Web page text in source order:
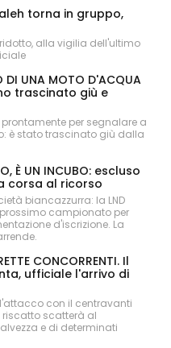
torna in gruppo,
alla vigilia dell'ultimo
DI UNA MOTO D'ACQUA
trascinato giù e
prontamente per segnalare a
è stato trascinato giù dalla
È UN INCUBO: escluso
corsa al ricorso
biancazzurra: la LND
campionato per
d'iscrizione. La
CONCORRENTI. Il
ufficiale l'arrivo di
con il centravanti
scatterà al
e di determinati